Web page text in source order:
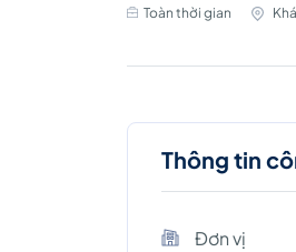
Toàn thời gian
Thông tin
Đơn vị